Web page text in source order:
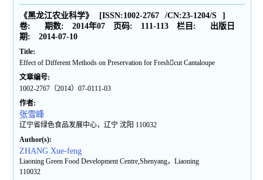
《黑龙江农业科学》 [ISSN:1002-2767 /CN:23-1204/S
]
卷:
期数: 2014年07 页码: 111-113 栏目:
出版日
期:
2014-07-10
Title:
Effect of Different Methods on Preservation for Freshcut Cantaloupe
文章编号:
1002-2767（2014）07-0111-03
作者:
张雪峰
辽宁省绿色食品发展中心，辽宁 沈阳 110032
Author(s):
ZHANG Xue-feng
Liaoning Green Food Development Centre,Shenyang，Liaoning
110032